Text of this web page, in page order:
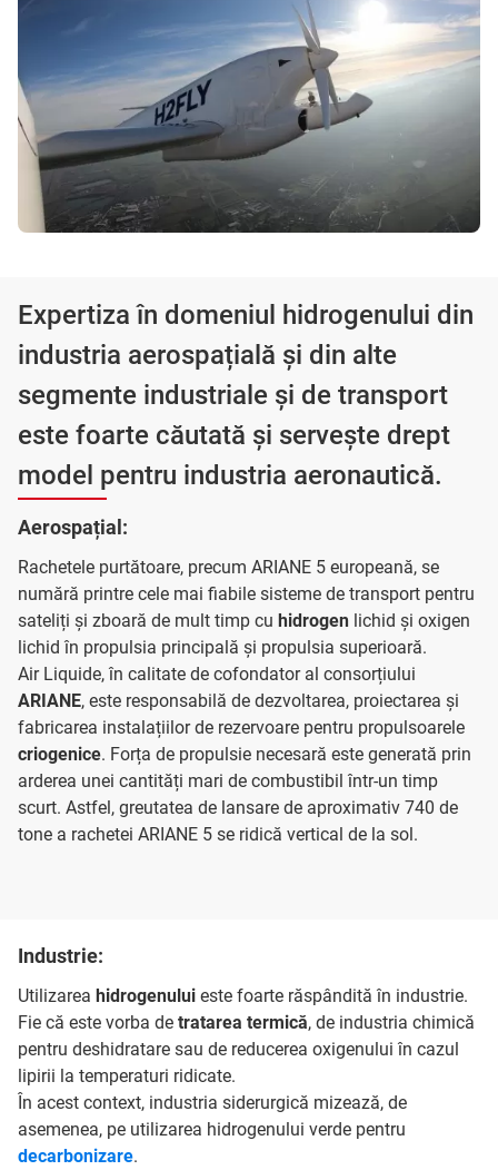
Expertiza în domeniul hidrogenului din
industria aerospațială și din alte
segmente industriale și de transport
este foarte căutată și servește drept
model pentru industria aeronautică.
Aerospațial:
Rachetele purtătoare, precum ARIANE 5 europeană, se
numără printre cele mai fiabile sisteme de transport pentru
sateliți și zboară de mult timp cu hidrogen lichid și oxigen
lichid în propulsia principală și propulsia superioară.
Air Liquide, în calitate de cofondator al consorțiului
ARIANE, este responsabilă de dezvoltarea, proiectarea și
fabricarea instalațiilor de rezervoare pentru propulsoarele
criogenice. Forța de propulsie necesară este generată prin
arderea unei cantități mari de combustibil într-un timp
scurt. Astfel, greutatea de lansare de aproximativ 740 de
tone a rachetei ARIANE 5 se ridică vertical de la sol.
Industrie:
Utilizarea hidrogenului este foarte răspândită în industrie.
Fie că este vorba de tratarea termică, de industria chimică
pentru deshidratare sau de reducerea oxigenului în cazul
lipirii la temperaturi ridicate.
În acest context, industria siderurgică mizează, de
asemenea, pe utilizarea hidrogenului verde pentru
decarbonizare.